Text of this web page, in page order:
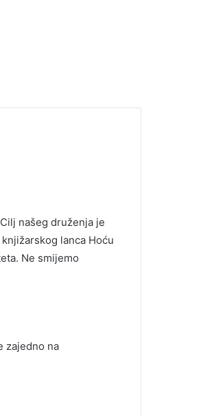
našeg druženja je
lanca Hoću
Ne smijemo
zajedno na